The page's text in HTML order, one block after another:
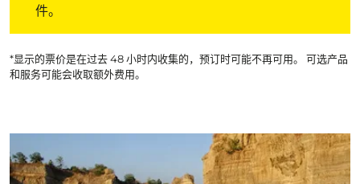
件。
*显示的票价是在过去 48 小时内收集的，预订时可能不再可用。 可选产品
和服务可能会收取额外费用。